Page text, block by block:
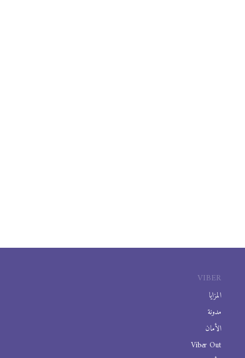
VIBER
المزايا
مدونة
الأمان
Viber Out